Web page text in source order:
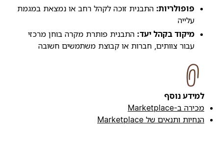
פופולריות: התבנית זוכה לקהל רחב או נמצאת במגמת
עלייה
מיקוד בקהל יעד: התבנית פותרת מקרה בוחן מרכזי
עבור צוותים, חברות או קבוצת משתמשים חשובה
למידע נוסף
מכירה ב-Marketplace
הנחיות ותנאים של Marketplace